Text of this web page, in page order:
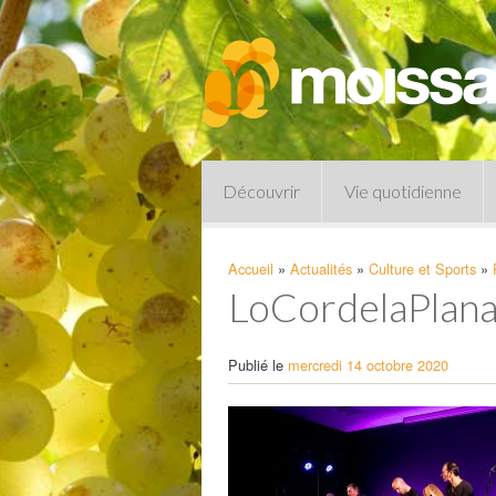
Découvrir Vie quotidienne
Accueil » Actualités » Culture et Sports »
Publié le mercredi 14 octobre 2020